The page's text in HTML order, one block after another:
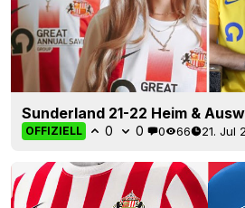
Sunderland 21-22 Heim &
OFFIZIELL 0 0 0 66 21. Jul